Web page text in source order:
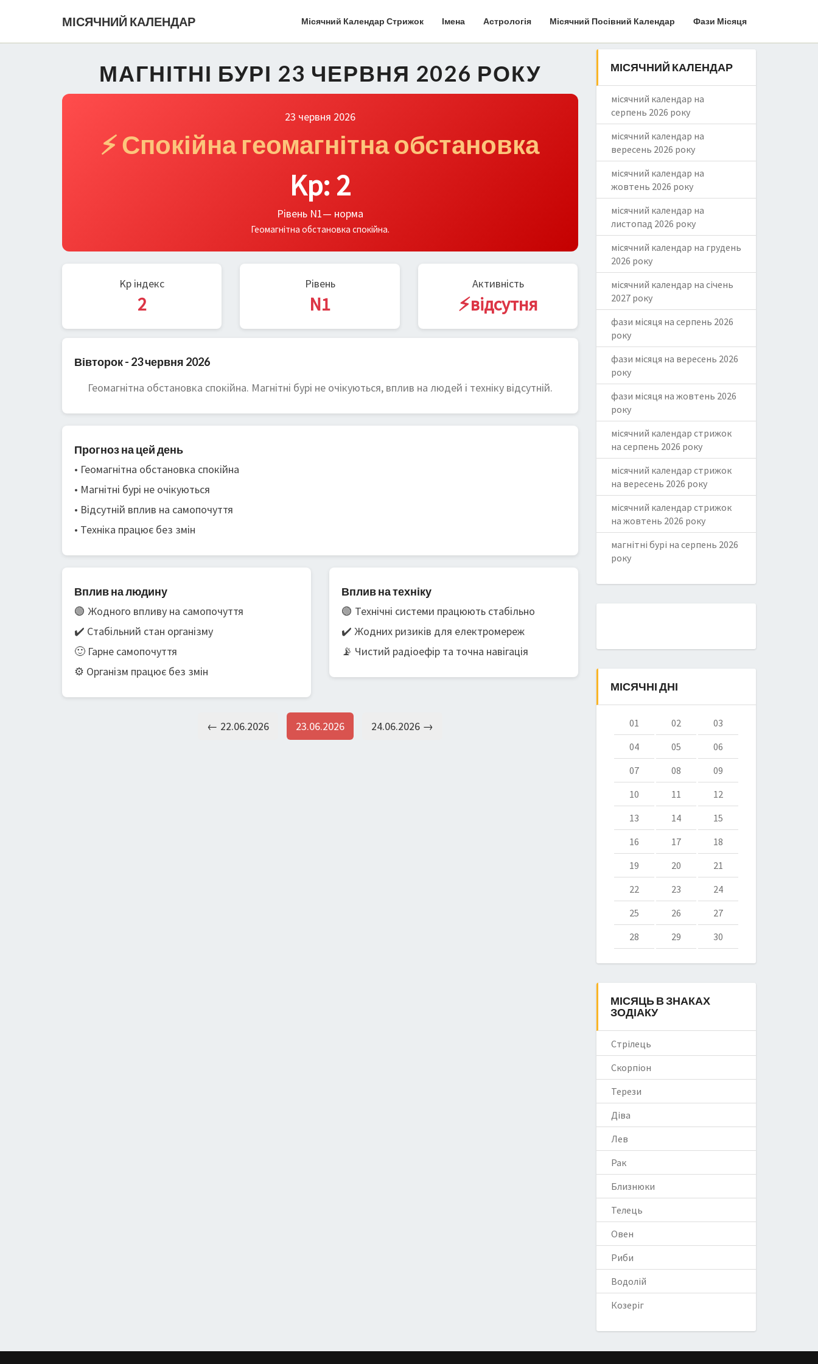
МІСЯЧНИЙ КАЛЕНДАР Місячний Календар Стрижок Імена Астрологія Місячний Посівний Календар Фази Місяця
МАГНІТНІ БУРІ 23 ЧЕРВНЯ 2026 РОКУ
23 червня 2026
⚡ Спокійна геомагнітна обстановка
Kp: 2
Рівень N1— норма
Геомагнітна обстановка спокійна.
Kp індекс
2
Рівень
N1
Активність
⚡відсутня
Вівторок - 23 червня 2026
Геомагнітна обстановка спокійна. Магнітні бурі не очікуються, вплив на людей і техніку відсутній.
Прогноз на цей день
• Геомагнітна обстановка спокійна
• Магнітні бурі не очікуються
• Відсутній вплив на самопочуття
• Техніка працює без змін
Вплив на людину
🟢 Жодного впливу на самопочуття
✔️ Стабільний стан організму
🙂 Гарне самопочуття
⚙️ Організм працює без змін
Вплив на техніку
🟢 Технічні системи працюють стабільно
✔️ Жодних ризиків для електромереж
📡 Чистий радіоефір та точна навігація
← 22.06.2026 23.06.2026 24.06.2026 →
МІСЯЧНИЙ КАЛЕНДАР
місячний календар на
серпень 2026 року
місячний календар на
вересень 2026 року
місячний календар на
жовтень 2026 року
місячний календар на
листопад 2026 року
місячний календар на грудень
2026 року
місячний календар на січень
2027 року
фази місяця на серпень 2026
року
фази місяця на вересень 2026
року
фази місяця на жовтень 2026
року
місячний календар стрижок
на серпень 2026 року
місячний календар стрижок
на вересень 2026 року
місячний календар стрижок
на жовтень 2026 року
магнітні бурі на серпень 2026
року
МІСЯЧНІ ДНІ
01 02
03
04
05
06
07
08
09
10
11
12
13
14
15
16
17
18
19
20
21
22
23
24
25
26
27
28
29 30
МІСЯЦЬ В ЗНАКАХ
ЗОДІАКУ
Стрілець
Скорпіон
Терези
Діва
Лев
Рак
Близнюки
Телець
Овен
Риби
Водолій
Козеріг